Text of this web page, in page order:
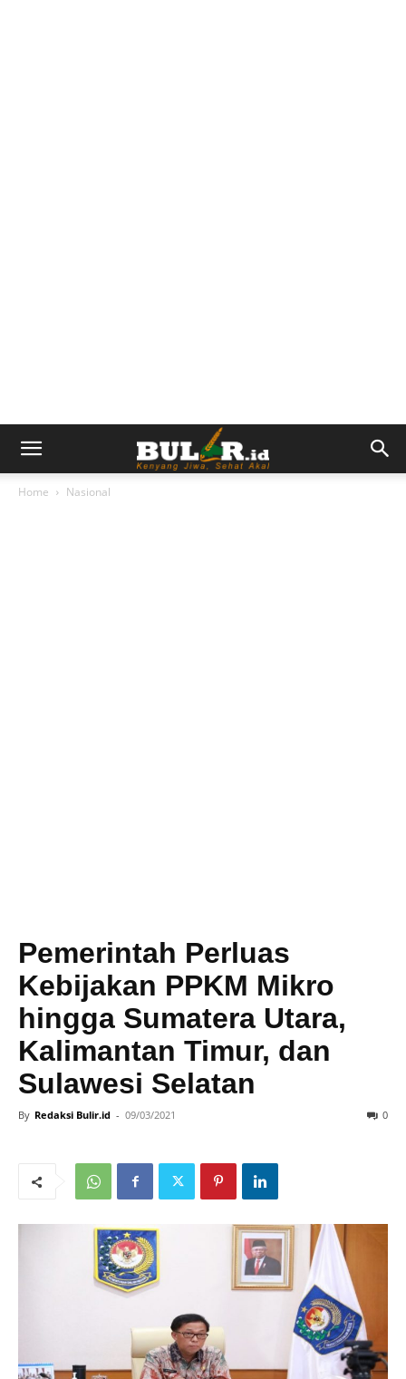
Home Nasional
Pemerintah Perluas
Kebijakan PPKM Mikro
hingga Sumatera Utara,
Kalimantan Timur, dan
Sulawesi Selatan
By Redaksi Bulir.id - 09/03/2021 0